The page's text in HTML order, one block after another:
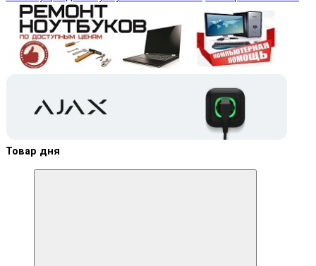
Товар дня